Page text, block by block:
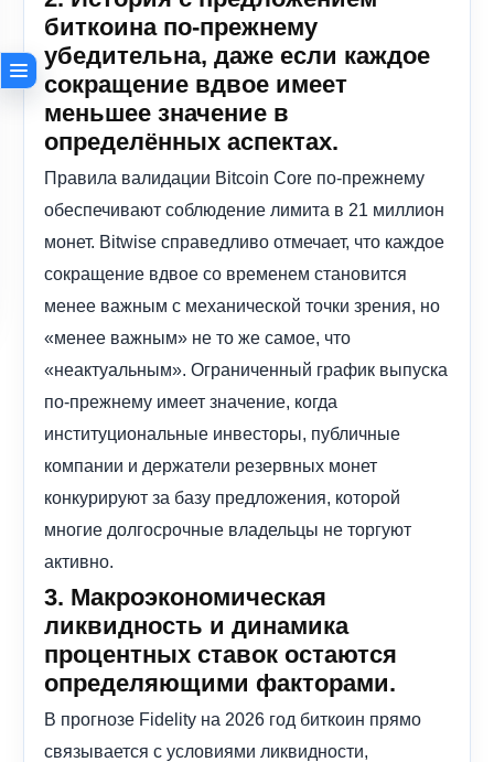
биткоина по-прежнему
убедительна, даже если каждое
сокращение вдвое имеет
меньшее значение в
определённых аспектах.
Правила валидации Bitcoin Core по-прежнему
обеспечивают соблюдение лимита в 21 миллион
монет. Bitwise справедливо отмечает, что каждое
сокращение вдвое со временем становится
менее важным с механической точки зрения, но
«менее важным» не то же самое, что
«неактуальным». Ограниченный график выпуска
по-прежнему имеет значение, когда
институциональные инвесторы, публичные
компании и держатели резервных монет
конкурируют за базу предложения, которой
многие долгосрочные владельцы не торгуют
активно.
3. Макроэкономическая
ликвидность и динамика
процентных ставок остаются
определяющими факторами.
В прогнозе Fidelity на 2026 год биткоин прямо
связывается с условиями ликвидности,